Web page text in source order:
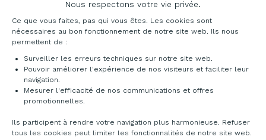
Nous respectons votre vie privée.
Plateforme de Gestion du Consentement :
Ce que vous faites, pas qui vous êtes. Les cookies sont
nécessaires au bon fonctionnement de notre site web. Ils nous
permettent de :
Surveiller les erreurs techniques sur notre site web.
Pouvoir améliorer l'expérience de nos visiteurs et faciliter leur
navigation.
Mesurer l'efficacité de nos communications et offres
promotionnelles.
Ils participent à rendre votre navigation plus harmonieuse. Refuser
tous les cookies peut limiter les fonctionnalités de notre site web.
Axeptio consent
Rouge
MR6231
Rouge
orange
MR6120
Bourgogne
Miel
TN - Tissu ignifuge M1
100% Polyester Trevira CS - Poids : 260 gr⁄m2 -
combinazione con seduta con gomma ignifuga), EN